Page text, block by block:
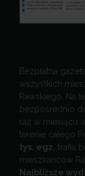
Bezpłatna
wszystkich
Rawskiego. Na
bezpośrednio
raz w miesiącu
terenie całego
tys. egz. trafia
mieszkańców
Najbliższe